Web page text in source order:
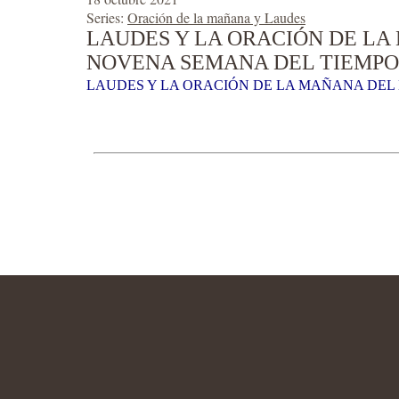
Series: Oración de la mañana y Laudes
LAUDES Y LA ORACIÓN DE LA
NOVENA SEMANA DEL
LAUDES Y LA ORACIÓN DE LA MAÑANA DEL